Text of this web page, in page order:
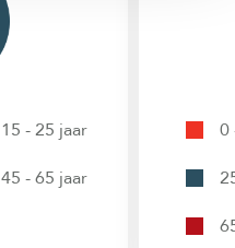
15 - 25 jaar
45 - 65 jaar
0